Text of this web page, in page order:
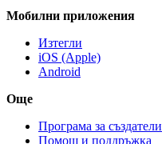
Мобилни приложения
Изтегли
iOS (Apple)
Android
Още
Програма за създатели
Помощ и поддръжка